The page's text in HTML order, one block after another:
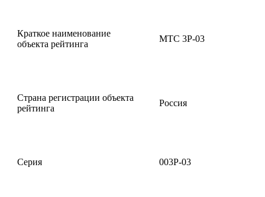
Краткое наименование
объекта рейтинга
МТС 3P-03
Страна регистрации объекта
рейтинга
Россия
Серия 003Р-03